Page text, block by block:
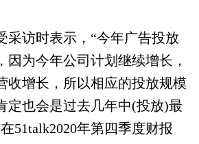
访时表示，“今年广告投放
因为今年公司计划继续增长，
收增长，所以相应的投放规模
定也会是过去几年中(投放)最
51talk2020年第四季度财报